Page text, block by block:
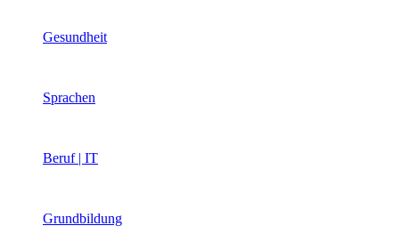
Gesundheit
Sprachen
Beruf | IT
Grundbildung